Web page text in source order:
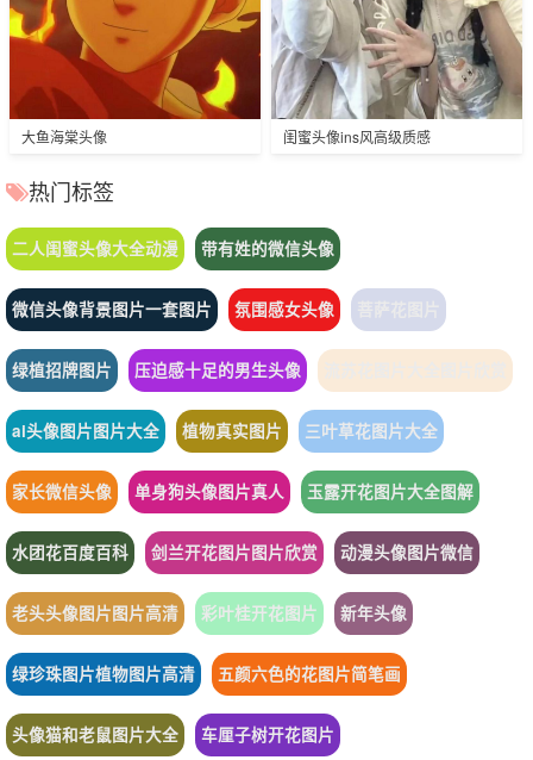
大鱼海棠头像 闺蜜头像ins风高级质感
热门标签
二人闺蜜头像大全动漫 带有姓的微信头像
微信头像背景图片一套图片 氛围感女头像
绿植招牌图片 压迫感十足的男生头像
ai头像图片图片大全 植物真实图片 三叶草花图片大全
家长微信头像 单身狗头像图片真人 玉露开花图片大全图解
水团花百度百科 剑兰开花图片图片欣赏 动漫头像图片微信
老头头像图片图片高清 彩叶桂开花图片 新年头像
绿珍珠图片植物图片高清 五颜六色的花图片简笔画
头像猫和老鼠图片大全 车厘子树开花图片